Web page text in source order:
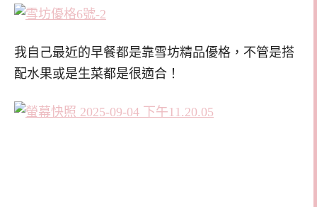
我自己最近的早餐都是靠雪坊精品優格，不管是搭
配水果或是生菜都是很適合！